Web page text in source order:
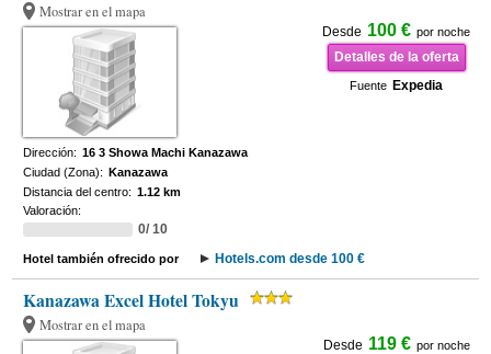
Mostrar en el mapa
Desde 100 € por noche
Detalles de la oferta
Fuente Expedia
Dirección: 16 3 Showa Machi Kanazawa
Ciudad (Zona): Kanazawa
Distancia del centro: 1.12 km
Valoración:
0/ 10
Hotel también ofrecido por Hotels.com desde 100 €
Kanazawa Excel Hotel Tokyu
Mostrar en el mapa
Desde 119 € por noche